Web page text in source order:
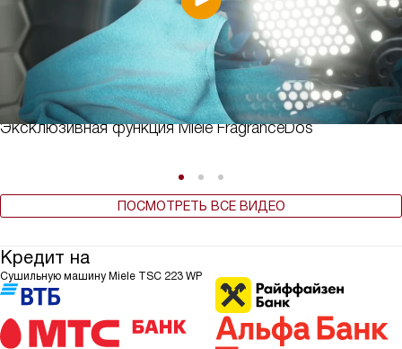
Эксклюзивная функция Miele FragranceDos
ПОСМОТРЕТЬ ВСЕ ВИДЕО
Кредит на
Сушильную машину Miele TSC 223 WP